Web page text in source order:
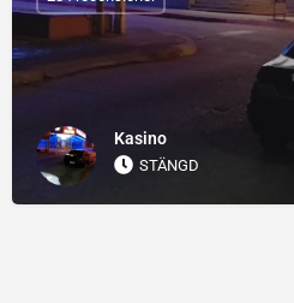
Kasino
STÄNGD